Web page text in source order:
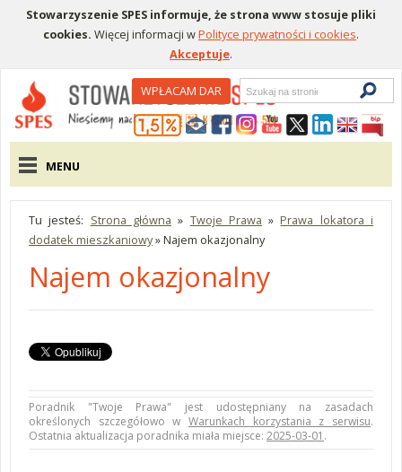
Stowarzyszenie SPES informuje, że strona www stosuje pliki
cookies. Więcej informacji wPolityce prywatności i cookies.
Akceptuje.
Menu pomocniczeWPŁACAM DAR
Wyszukiwarka
Menu główne
MENU
Tu jesteś: Strona główna » Twoje Prawa » Prawa lokatora i
dodatek mieszkaniowy»Najem okazjonalny
Najem okazjonalny
Poradnik "Twoje Prawa" jest udostępniany na zasadach
określonych szczegółowo w Warunkach korzystania z serwisu.
Ostatnia aktualizacja poradnika miała miejsce: 2025-03-01 .